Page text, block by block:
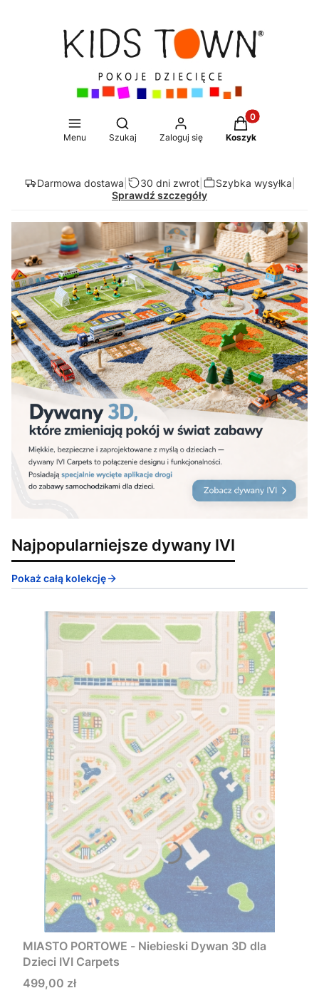
Menu
Otwórz wyszukiwarkę
Szukaj Zaloguj się
Produkty w
Koszyk
Darmowa dostawa 30 dni zwrot| Szybka wysyłka
Sprawdź szczegóły
Najpopularniejsze dywany IVI
Pokaż całą kolekcję
MIASTO PORTOWE - Niebieski Dywan 3D dla
Dzieci IVI Carpets
Cena
499,00 zł